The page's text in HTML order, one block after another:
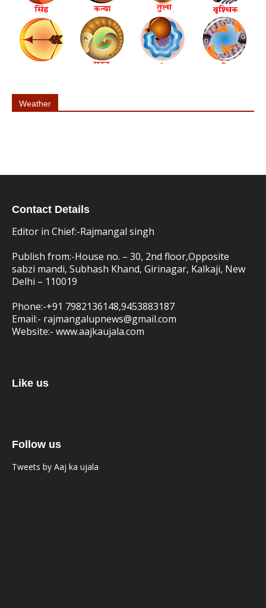
Weather
Contact Details
Editor in Chief:-Rajmangal singh
Publish from:-House no. – 30, 2nd floor,Opposite
sabzi mandi, Subhash Khand, Girinagar, Kalkaji, New
Delhi – 110019
Phone:-+91 7982136148,9453883187
Email:- rajmangalupnews@gmail.com
Website:- www.aajkaujala.com
Like us
Follow us
Tweets by Aaj ka ujala